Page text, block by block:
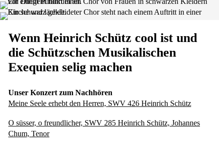
Wenn Heinrich Schütz cool ist und
die Schützschen Musikalischen
Exequien selig machen
Unser Konzert zum Nachhören
Meine Seele erhebt den Herren, SWV 426 Heinrich Schütz
O süsser, o freundlicher, SWV 285 Heinrich Schütz, Johannes
Chum, Tenor